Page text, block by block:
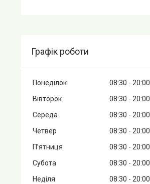
Графік роботи
Понеділок 08:30
20:00
Вівторок
08:30
20:00
Середа
08:30
20:00
Четвер
08:30
20:00
Пʼятниця
08:30
20:00
Субота
08:30
20:00
Неділя
08:30 20:00